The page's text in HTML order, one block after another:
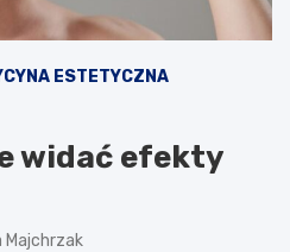
ESTETYCZNA
widać efekty
Majchrzak